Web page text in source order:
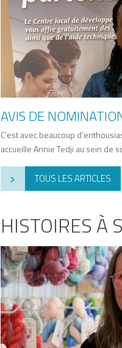
AVIS DE
C’est avec beaucoup
accueille Annie Tedji au sein de
› TOUS LES ARTICLES
HISTOIRES À